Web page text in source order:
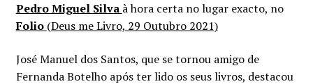
Carrinho
Minha conta
Pedro Miguel Silva à hora certa no lugar exacto, no
Folio (Deus me Livro, 29 Outubro 2021)
José Manuel dos Santos, que se tornou amigo de
Fernanda Botelho após ter lido os seus livros, destacou